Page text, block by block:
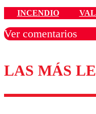
INCENDIO
Ver comentarios
Los comentarios
LAS MÁS